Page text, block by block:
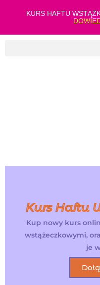
KURS HAFTU
Kurs Haftu
Kup nowy kurs
wstążeczkowymi,
je